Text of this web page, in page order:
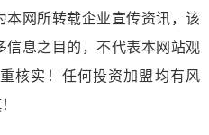
本网所转载企业宣传资讯，该
信息之目的，不代表本网站观
核实！任何投资加盟均有风